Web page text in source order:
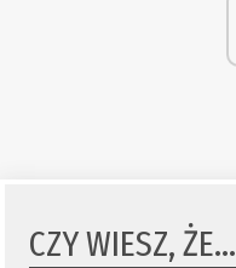
CZY WIESZ, ŻE…